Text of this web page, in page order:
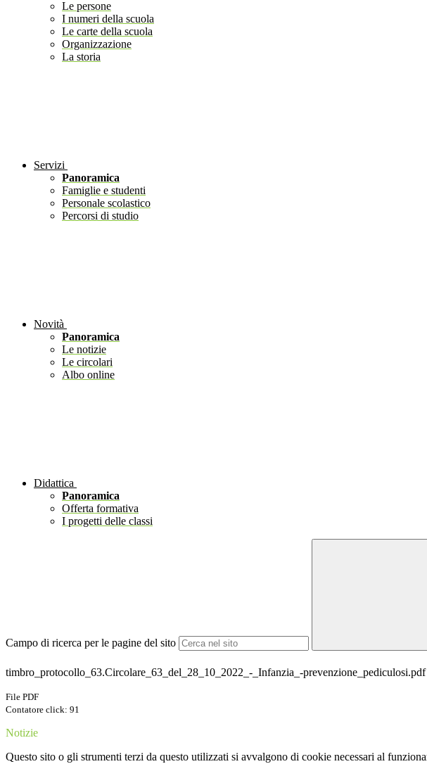
Le persone
I numeri della scuola
Le carte della scuola
Organizzazione
La storia
Servizi
Panoramica
Famiglie e studenti
Personale scolastico
Percorsi di studio
Novità
Panoramica
Le notizie
Le circolari
Albo online
Didattica
Panoramica
Offerta formativa
I progetti delle classi
Campo di ricerca per le pagine del sito
timbro_protocollo_63.Circolare_63_del_28_10_2022_-_Infanzia_-prevenzione_pediculosi.pdf
File PDF
Contatore click: 91
Notizie
Questo sito o gli strumenti terzi da questo utilizzati si avvalgono di cookie necessari al